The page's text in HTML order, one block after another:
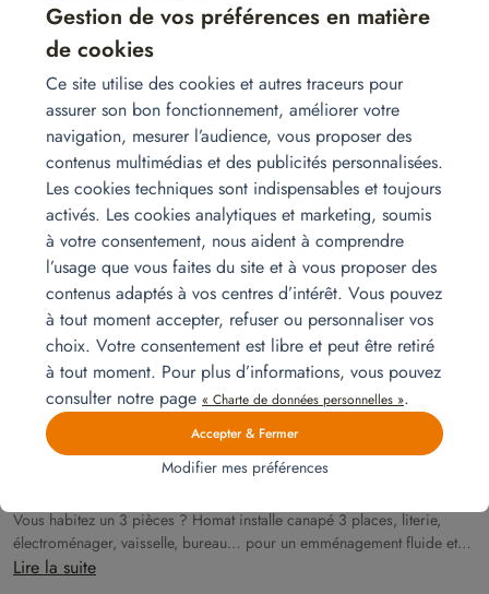
Installation de meubles dans un appartement Airbnb
Propriétaire Airbnb ? Homat livre et installe mobilier, linge,
électroménager, vaisselle et déco pour créer un nid douillet et
opérationnel dès l’arrivée des voyageurs.
Lire la suite
mars
15
Vous habitez un 3 pièces ? Homat installe canapé 3 places, literie,
électroménager, vaisselle, bureau… pour un emménagement fluide et
confortable dès votre arrivée.
Lire la suite
Gestion de vos préférences en matière
de cookies
Ce site utilise des cookies et autres traceurs pour
assurer son bon fonctionnement, améliorer votre
navigation, mesurer l’audience, vous proposer des
contenus multimédias et des publicités personnalisées.
Les cookies techniques sont indispensables et toujours
activés. Les cookies analytiques et marketing, soumis
à votre consentement, nous aident à comprendre
l’usage que vous faites du site et à vous proposer des
contenus adaptés à vos centres d’intérêt. Vous pouvez
à tout moment accepter, refuser ou personnaliser vos
choix. Votre consentement est libre et peut être retiré
à tout moment. Pour plus d’informations, vous pouvez
consulter notre page « Charte de données personnelles ».
Accepter & Fermer
Modifier mes préférences